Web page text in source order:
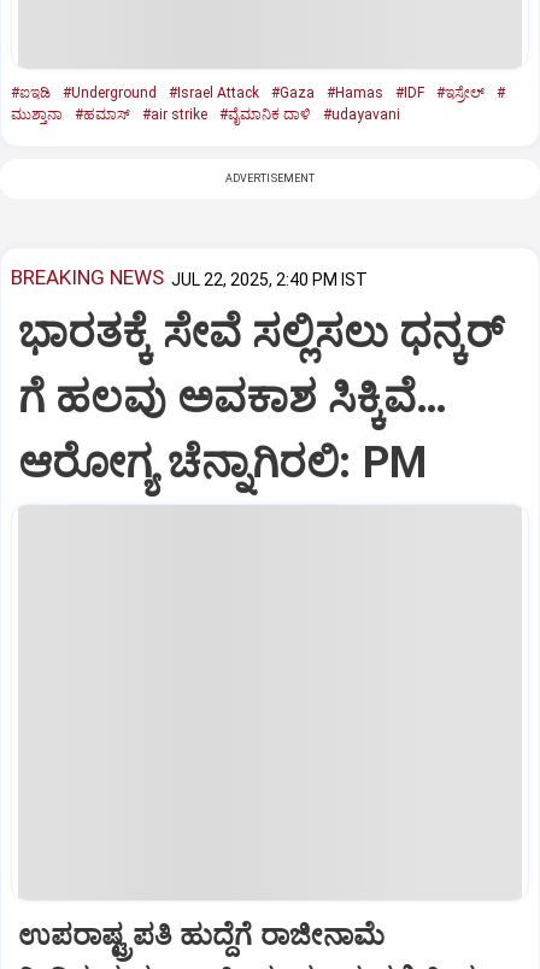
#ಐಇಡಿ #Underground #Israel Attack #Gaza #Hamas #IDF #ಇಸ್ರೇಲ್‌
#
ಮುಶ್ತಾನಾ
#ಹಮಾಸ್‌ #air strike #ವೈಮಾನಿಕ ದಾಳಿ #udayavani
ADVERTISEMENT
BREAKING NEWS JUL 22, 2025, 2:40 PM IST
ಭಾರತಕ್ಕೆ ಸೇವೆ ಸಲ್ಲಿಸಲು ಧನ್ಕರ್‌
ಗೆ ಹಲವು ಅವಕಾಶ ಸಿಕ್ಕಿವೆ…
ಆರೋಗ್ಯ ಚೆನ್ನಾಗಿರಲಿ: PM
ಉಪರಾಷ್ಟ್ರಪತಿ ಹುದ್ದೆಗೆ ರಾಜೀನಾಮೆ